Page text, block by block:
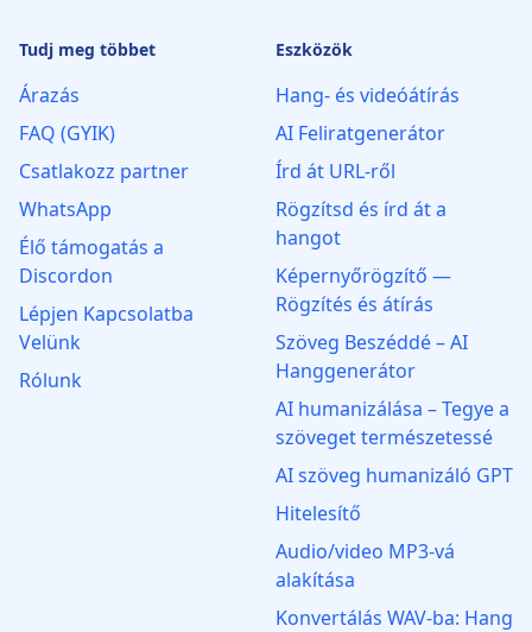
Tudj meg többet
Árazás
FAQ (GYIK)
Csatlakozz partner
WhatsApp
Élő támogatás a
Discordon
Lépjen Kapcsolatba
Velünk
Rólunk
Eszközök
Hang- és videóátírás
AI Feliratgenerátor
Írd át URL-ről
Rögzítsd és írd át a
hangot
Képernyőrögzítő —
Rögzítés és átírás
Szöveg Beszéddé – AI
Hanggenerátor
AI humanizálása – Tegye a
szöveget természetessé
AI szöveg humanizáló GPT
Hitelesítő
Audio/video MP3‑vá
alakítása
Konvertálás WAV-ba: Hang